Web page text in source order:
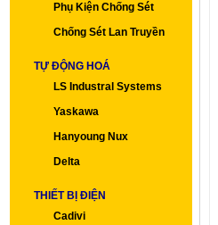
Phụ Kiện Chống Sét
Chống Sét Lan Truyền
TỰ ĐỘNG HOÁ
LS Industral Systems
Yaskawa
Hanyoung Nux
Delta
THIẾT BỊ ĐIỆN
Cadivi